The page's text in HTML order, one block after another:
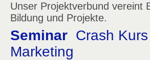
Unser Projektverbund vereint
Bildung und Projekte.
Seminar Crash
Marketing